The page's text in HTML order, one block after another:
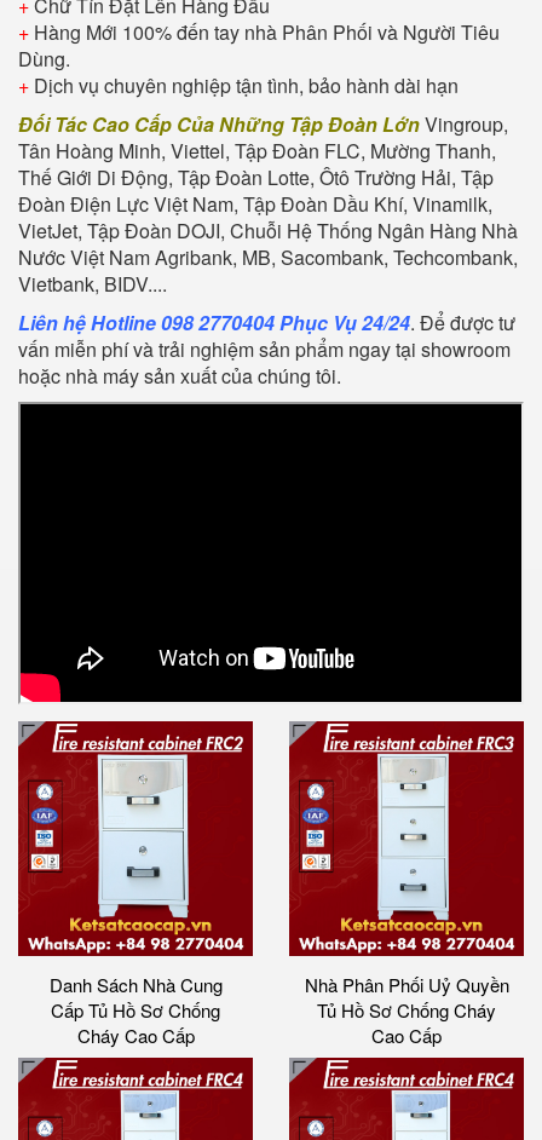
+ Hàng Mới 100% đến tay nhà Phân Phối và Người Tiêu
Dùng.
+ Dịch vụ chuyên nghiệp tận tình, bảo hành dài hạn
Đối Tác Cao Cấp Của Những Tập Đoàn LớnVingroup,
Tân Hoàng Minh, Viettel, Tập Đoàn FLC, Mường Thanh,
Thế Giới Di Động, Tập Đoàn Lotte, Ôtô Trường Hải, Tập
Đoàn Điện Lực Việt Nam, Tập Đoàn Dầu Khí, Vinamilk,
VietJet, Tập Đoàn DOJI, Chuỗi Hệ Thống Ngân Hàng Nhà
Nước Việt Nam Agribank, MB, Sacombank, Techcombank,
Vietbank, BIDV....
Liên hệ Hotline 098 2770404 Phục Vụ 24/24. Để được tư
vấn miễn phí và trải nghiệm sản phẩm ngay tại showroom
hoặc nhà máy sản xuất của chúng tôi.
Danh Sách Nhà Cung
Cấp Tủ Hồ Sơ Chống
Cháy Cao Cấp
Nhà Phân Phối Uỷ Quyền
Tủ Hồ Sơ Chống Cháy
Cao Cấp